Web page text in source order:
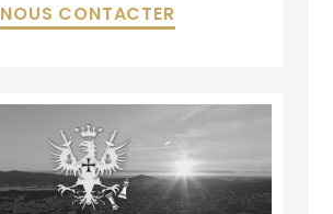
NOUS CONTACTER